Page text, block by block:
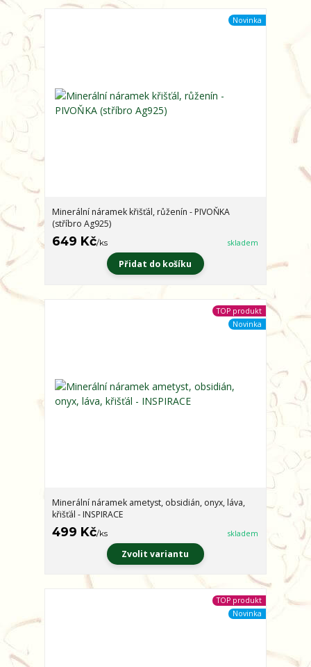
Novinka
Minerální náramek křišťál, růženín - PIVOŇKA
(stříbro Ag925)
649 Kč/ks skladem
Přidat do košíku
TOP produkt
Novinka
Minerální náramek ametyst, obsidián, onyx, láva,
křišťál - INSPIRACE
499 Kč/ks skladem
Zvolit variantu
TOP produkt
Novinka